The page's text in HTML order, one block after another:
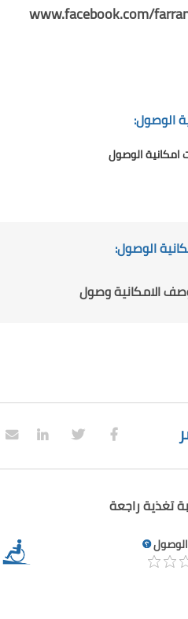
www.facebook.com/
الوصول:
امكانية الوصول
الوصول:
الامكانية وصول
تغذية راجعة